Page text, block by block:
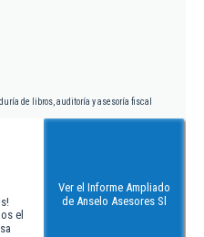
de libros, auditoría y asesoría fiscal
el
Ver el Informe Ampliado
de Anselo Asesores Sl